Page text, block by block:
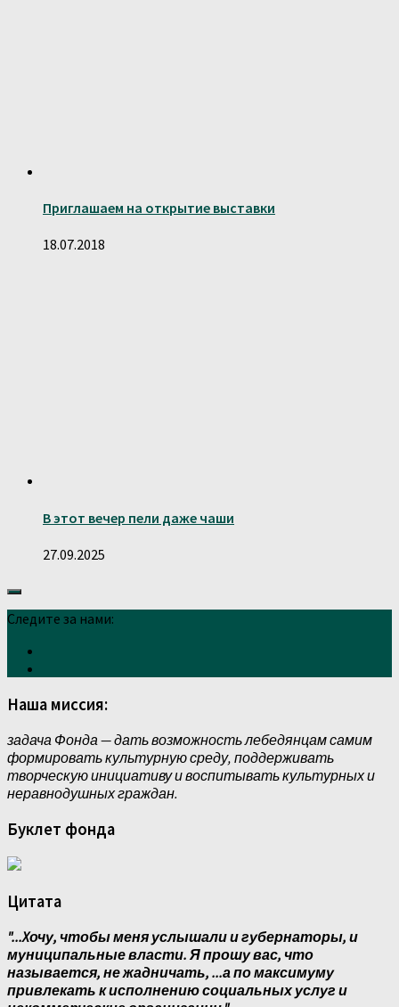
Приглашаем на открытие выставки
18.07.2018
В этот вечер пели даже чаши
27.09.2025
Следите за нами:
Наша миссия:
задача Фонда — дать возможность лебедянцам самим
формировать культурную среду, поддерживать
творческую инициативу и воспитывать культурных и
неравнодушных граждан.
Буклет фонда
Цитата
"...Xочу, чтобы меня услышали и губернаторы, и
муниципальные власти. Я прошу вас, что
называется, не жадничать, ...а по максимуму
привлекать к исполнению социальных услуг и